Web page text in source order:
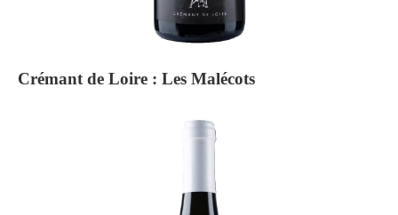
Crémant de Loire : Les Malécots